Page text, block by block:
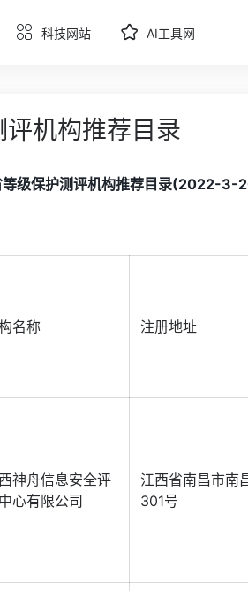
科技网站 AI工具网
机构推荐目录
等级保护测评机构推荐目录(2022-3-
名称 注册地址
神舟信息安全评
心有限公司
江西省南昌市南
301号